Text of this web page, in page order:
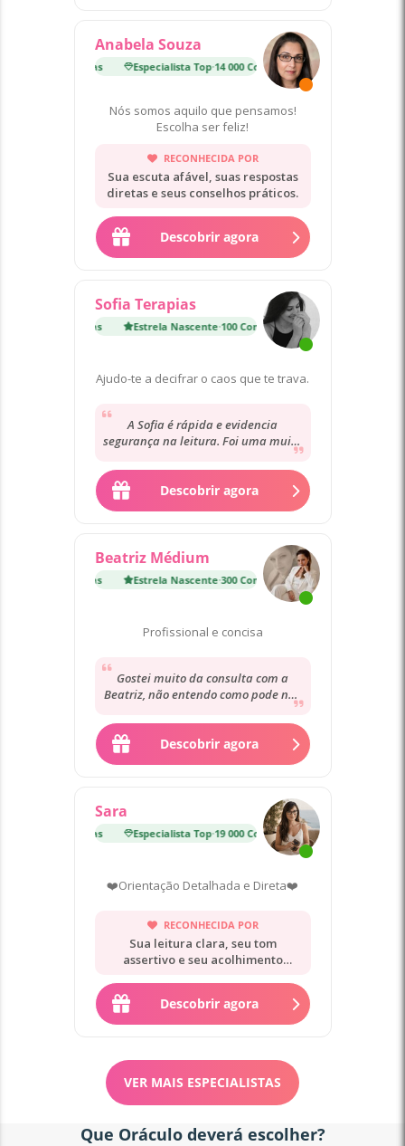
Anabela Souza
Especialista Top·14 000 Consultas
Nós somos aquilo que pensamos!
Escolha ser feliz!
RECONHECIDA POR
Sua escuta afável, suas respostas
diretas e seus conselhos práticos.
Descobrir agora
Sofia Terapias
Estrela Nascente·100 Consultas
Ajudo-te a decifrar o caos que te trava.
A Sofia é rápida e evidencia
segurança na leitura. Foi uma muito
boa experiência. No que concerne às
previsões,...
Descobrir agora
Beatriz Médium
Estrela Nascente·300 Consultas
Profissional e concisa
Gostei muito da consulta com a
Beatriz, não entendo como pode não
restantes, o que...
Descobrir agora
Sara
Especialista Top·19 000 Consultas
❤️Orientação Detalhada e Direta❤️
RECONHECIDA POR
Sua leitura clara, seu tom
assertivo e seu acolhimento
Descobrir agora
VER MAIS ESPECIALISTAS
Que Oráculo deverá escolher?